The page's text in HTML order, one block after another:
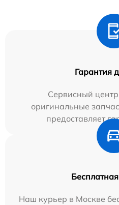
Гарантия
Сервисный
оригинальные
предоставляет
Наш курьер в Москве